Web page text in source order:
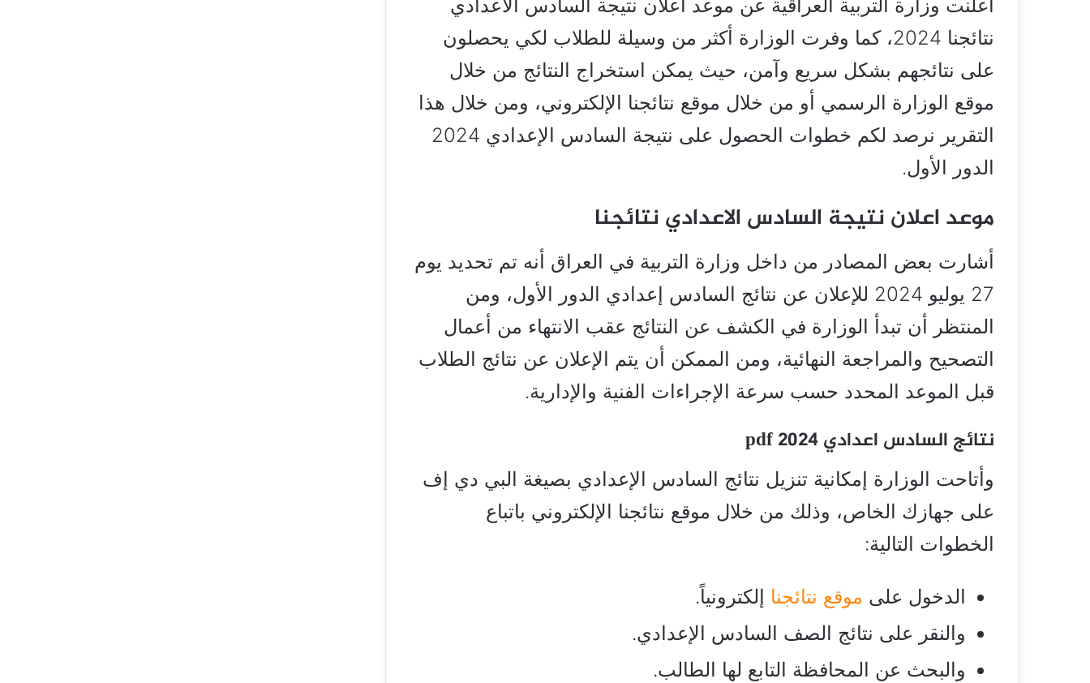
أعلنت وزارة التربية العراقية عن موعد اعلان نتيجة السادس الاعدادي
نتائجنا 2024، كما وفرت الوزارة أكثر من وسيلة للطلاب لكي يحصلون
على نتائجهم بشكل سريع وآمن، حيث يمكن استخراج النتائج من خلال
موقع الوزارة الرسمي أو من خلال موقع نتائجنا الإلكتروني، ومن خلال هذا
التقرير نرصد لكم خطوات الحصول على نتيجة السادس الإعدادي 2024
الدور الأول.
موعد اعلان نتيجة السادس الاعدادي نتائجنا
أشارت بعض المصادر من داخل وزارة التربية في العراق أنه تم تحديد يوم
27 يوليو 2024 للإعلان عن نتائج السادس إعدادي الدور الأول، ومن
المنتظر أن تبدأ الوزارة في الكشف عن النتائج عقب الانتهاء من أعمال
التصحيح والمراجعة النهائية، ومن الممكن أن يتم الإعلان عن نتائج الطلاب
قبل الموعد المحدد حسب سرعة الإجراءات الفنية والإدارية.
نتائج السادس اعدادي 2024 pdf
وأتاحت الوزارة إمكانية تنزيل نتائج السادس الإعدادي بصيغة البي دي إف
على جهازك الخاص، وذلك من خلال موقع نتائجنا الإلكتروني باتباع
الخطوات التالية:
الدخول على موقع نتائجنا إلكترونياً.
والنقر على نتائج الصف السادس الإعدادي.
والبحث عن المحافظة التابع لها الطالب.